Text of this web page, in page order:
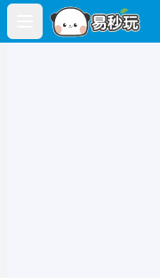
Open main menu